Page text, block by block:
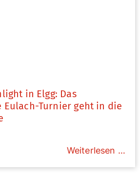
in Elgg: Das
Turnier geht in die
Weiterlesen …